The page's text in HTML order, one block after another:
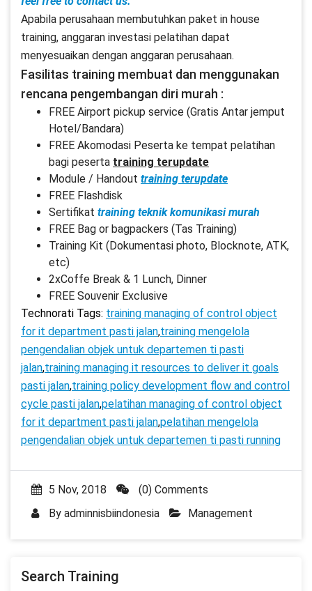
Apabila perusahaan membutuhkan paket in house
training, anggaran investasi pelatihan dapat
menyesuaikan dengan anggaran perusahaan.
Fasilitas training membuat dan menggunakan
rencana pengembangan diri murah :
FREE Airport pickup service (Gratis Antar jemput
Hotel/Bandara)
FREE Akomodasi Peserta ke tempat pelatihan
bagi peserta training terupdate
Module / Handout training terupdate
FREE Flashdisk
Sertifikat training teknik komunikasi murah
FREE Bag or bagpackers (Tas Training)
Training Kit (Dokumentasi photo, Blocknote, ATK,
etc)
2xCoffe Break & 1 Lunch, Dinner
FREE Souvenir Exclusive
Technorati Tags: training managing of control object
for it department pasti jalan,training mengelola
pengendalian objek untuk departemen ti pasti
jalan,training managing it resources to deliver it goals
pasti jalan,training policy development flow and control
cycle pasti jalan,pelatihan managing of control object
for it department pasti jalan,pelatihan mengelola
pengendalian objek untuk departemen ti pasti running
5 Nov, 2018
(0) Comments
By adminnisbiindonesia Management
Search Training